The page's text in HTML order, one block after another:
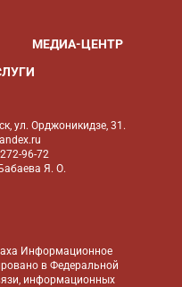
МЕДИА-ЦЕНТР
ул. Орджоникидзе, 31.
96-72
Я. О.
Информационное
в Федеральной
информационных